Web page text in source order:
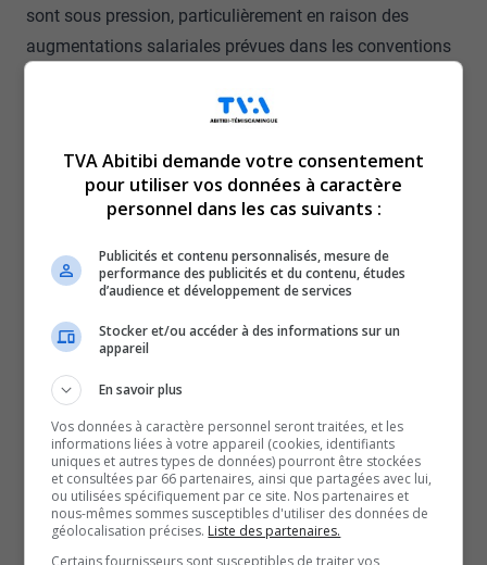
sont sous pression, particulièrement en raison des
augmentations salariales prévues dans les conventions
À Val-d’Or, la masse salariale représente une partie
par année, ça crée automatiquement une pression sur
les dépenses qui s’élèvent entre 80 et 85 millions de
Le maire mentionne également que ce premier budget
est en grande partie hérité de l’ancienne administration,
le nouveau conseil qui n’est entrée en poste qu’au début
du mois de novembre.
D’ailleurs, la cinquième phase de revitalisation du centre-
ville fera partie des principaux investissements l’an
prochain. La Ville qui a amorcé, depuis quelques années,
une amélioration du cœur de la ville, et ce, par phase.
Donc, l’administration Allard qui va plancher, à l’été
2026, sur la portion entre la 5e et la 6e Rue
TVA Abitibi demande votre consentement
pour utiliser vos données à caractère
personnel dans les cas suivants :
Publicités et contenu personnalisés, mesure de
performance des publicités et du contenu, études
d’audience et développement de services
Stocker et/ou accéder à des informations sur un
appareil
En savoir plus
Vos données à caractère personnel seront traitées, et les
informations liées à votre appareil (cookies, identifiants
uniques et autres types de données) pourront être stockées
et consultées par 66 partenaires, ainsi que partagées avec lui,
ou utilisées spécifiquement par ce site. Nos partenaires et
nous-mêmes sommes susceptibles d'utiliser des données de
géolocalisation précises. Liste des partenaires.
Certains fournisseurs sont susceptibles de traiter vos